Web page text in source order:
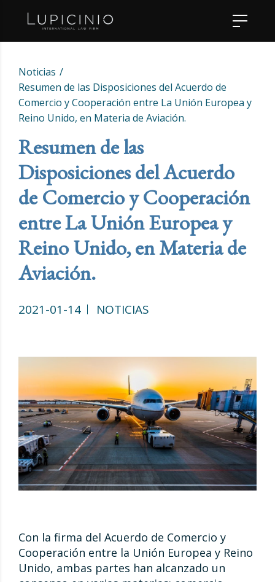
Noticias
Resumen de las Disposiciones del Acuerdo de
Comercio y Cooperación entre La Unión Europea y
Reino Unido, en Materia de Aviación.
Resumen de las
Disposiciones del Acuerdo
de Comercio y Cooperación
entre La Unión Europea y
Reino Unido, en Materia de
Aviación.
2021-01-14 NOTICIAS
Con la firma del Acuerdo de Comercio y
Cooperación entre la Unión Europea y Reino
Unido, ambas partes han alcanzado un